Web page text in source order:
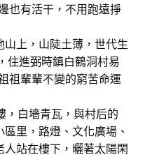
也有活干，不用跑遠掙
上，山陡土薄，世代生
住進弼時鎮白鶴洞村易
祖輩輩不變的窮苦命運
，白墻青瓦，與村后的
里，路燈、文化廣場、
站在樓下，曬著太陽閑